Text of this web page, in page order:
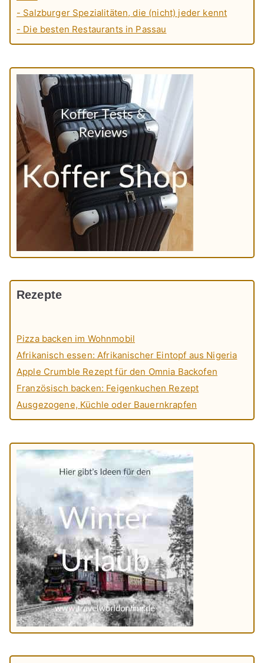
- Salzburger Spezialitäten, die (nicht) jeder kennt
- Die besten Restaurants in Passau
Rezepte
Pizza backen im Wohnmobil
Afrikanisch essen: Afrikanischer Eintopf aus Nigeria
Apple Crumble Rezept für den Omnia Backofen
Französisch backen: Feigenkuchen Rezept
Ausgezogene, Küchle oder Bauernkrapfen